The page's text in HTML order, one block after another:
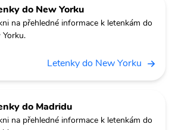
do New Yorku
na přehledné informace k letenkám do
Yorku.
Letenky do New Yorku
do Madridu
na přehledné informace k letenkám do